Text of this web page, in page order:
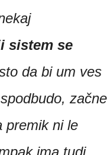
sistem se
da bi um ves
začne
premik ni le
ima tudi